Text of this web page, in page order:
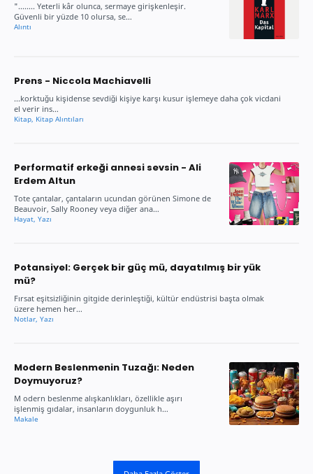
"........ Yeterli kâr olunca, sermaye girişkenleşir.
Güvenli bir yüzde 10 olursa, se…
Prens - Niccola Machiavelli
...korktuğu kişidense sevdiği kişiye karşı kusur işlemeye daha çok vicdani
el verir ins…
Performatif erkeği annesi sevsin - Ali
Erdem Altun
Tote çantalar, çantaların ucundan görünen Simone de
Beauvoir, Sally Rooney veya diğer ana…
Potansiyel: Gerçek bir güç mü, dayatılmış bir yük
mü?
Fırsat eşitsizliğinin gitgide derinleştiği, kültür endüstrisi başta olmak
üzere hemen her…
Modern Beslenmenin Tuzağı: Neden
Doymuyoruz?
M odern beslenme alışkanlıkları, özellikle aşırı
işlenmiş gıdalar, insanların doygunluk h…